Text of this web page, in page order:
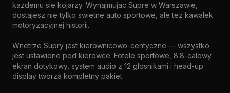
kazdemu sie kojarzy. Wynajmujac Supre w Warszawie,
dostajesz nie tylko swietne auto sportowe, ale tez kawalek
motoryzacyjnej historii.
Wnetrze Supry jest kierownicowo-centyczne — wszystko
jest ustawione pod kierowce. Fotele sportowe, 8.8-calowy
ekran dotykowy, system audio z 12 glosnikami i head-up
display tworza kompletny pakiet.